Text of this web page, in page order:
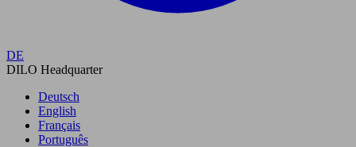
DE
DILO Headquarter
Deutsch
English
Français
Português